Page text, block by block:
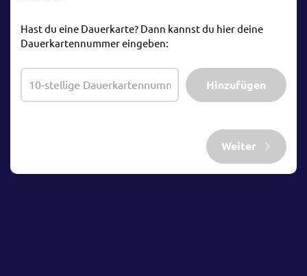
Hast du eine Dauerkarte? Dann kannst du hier deine
Dauerkartennummer eingeben:
Hinzufügen
Weiter